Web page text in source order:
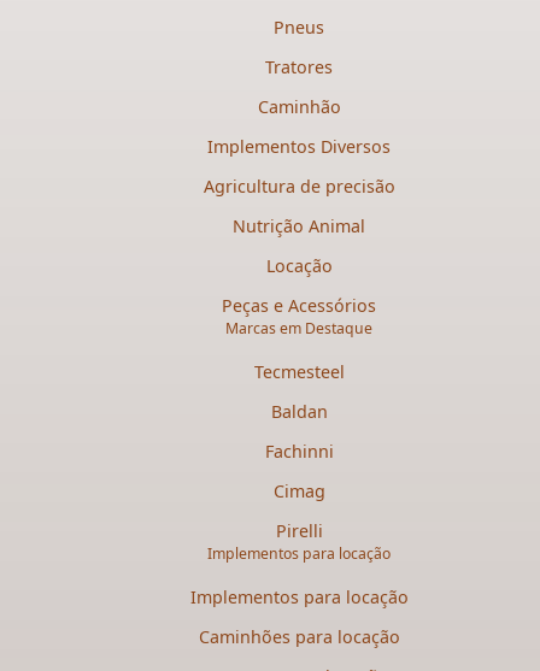
Pneus
Tratores
Caminhão
Implementos Diversos
Agricultura de precisão
Nutrição Animal
Locação
Peças e Acessórios
Marcas em Destaque
Tecmesteel
Baldan
Fachinni
Cimag
Pirelli
Implementos para locação
Implementos para locação
Caminhões para locação​